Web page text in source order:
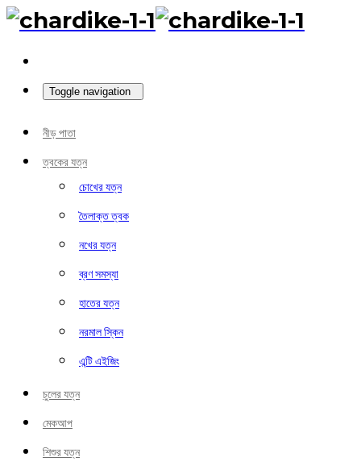
Toggle navigation
নীড় পাতা
ত্বকের যত্ন
চোখের যত্ন
তৈলাক্ত ত্বক
নখের যত্ন
ব্রণ সমস্যা
হাতের যত্ন
নরমাল স্কিন
এন্টি এইজিং
চুলের যত্ন
মেকআপ
শিশুর যত্ন